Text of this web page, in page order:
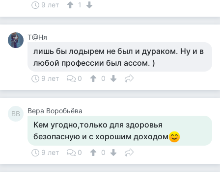
9 лет 1
Т@Ня
лишь бы лодырем не был и дураком. Ну и в
любой профессии был ассом. )
9 лет 0 0
ВВ Вера Воробьёва
Кем угодно,только для здоровья
безопасную и с хорошим доходом
9 лет 0 0